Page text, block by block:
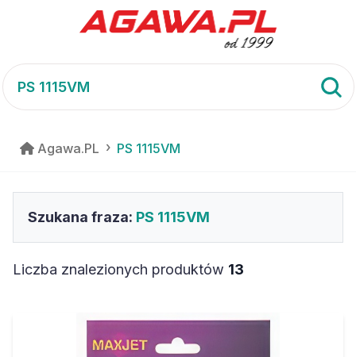
Agawa.PL PS 1115VM
Szukana fraza: PS 1115VM
Liczba znalezionych produktów 13